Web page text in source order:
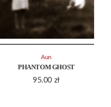
PHANTOM GHOST
95.00 zł
Aun